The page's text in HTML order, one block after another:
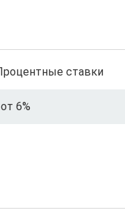
ставки
от 6%